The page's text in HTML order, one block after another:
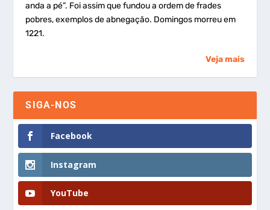
anda a pé”. Foi assim que fundou a ordem de frades
pobres, exemplos de abnegação. Domingos morreu em
1221.
Veja mais
SIGA-NOS
Facebook
Instagram
YouTube